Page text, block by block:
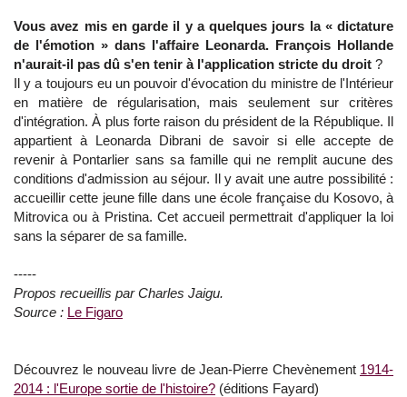
Vous avez mis en garde il y a quelques jours la « dictature
de l'émotion » dans l'affaire Leonarda. François Hollande
n'aurait-il pas dû s'en tenir à l'application stricte du droit ?
Il y a toujours eu un pouvoir d'évocation du ministre de l'Intérieur
en matière de régularisation, mais seulement sur critères
d'intégration. À plus forte raison du président de la République. Il
appartient à Leonarda Dibrani de savoir si elle accepte de
revenir à Pontarlier sans sa famille qui ne remplit aucune des
conditions d'admission au séjour. Il y avait une autre possibilité :
accueillir cette jeune fille dans une école française du Kosovo, à
Mitrovica ou à Pristina. Cet accueil permettrait d'appliquer la loi
sans la séparer de sa famille.
-----
Propos recueillis par Charles Jaigu.
Source : Le Figaro
Découvrez le nouveau livre de Jean-Pierre Chevènement 1914-
2014 : l'Europe sortie de l'histoire? (éditions Fayard)